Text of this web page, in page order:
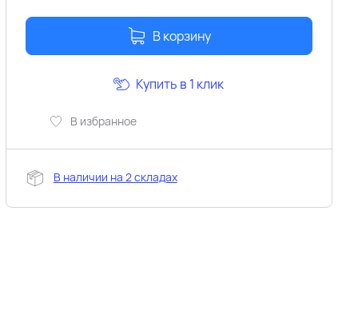
В корзину
В избранное
Купить в 1 клик
В наличии на 2 складах